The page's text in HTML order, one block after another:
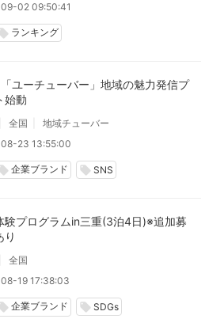
02 09:50:41
ランキング
「ユーチューバー」地域の魅力発信プ
始動
全国
地域チューバー
23 13:55:00
企業ブランド local_offer SNS
験プログラムin三重(3泊4日)※追加募
り
全国
19 17:38:03
企業ブランド local_offer SDGs